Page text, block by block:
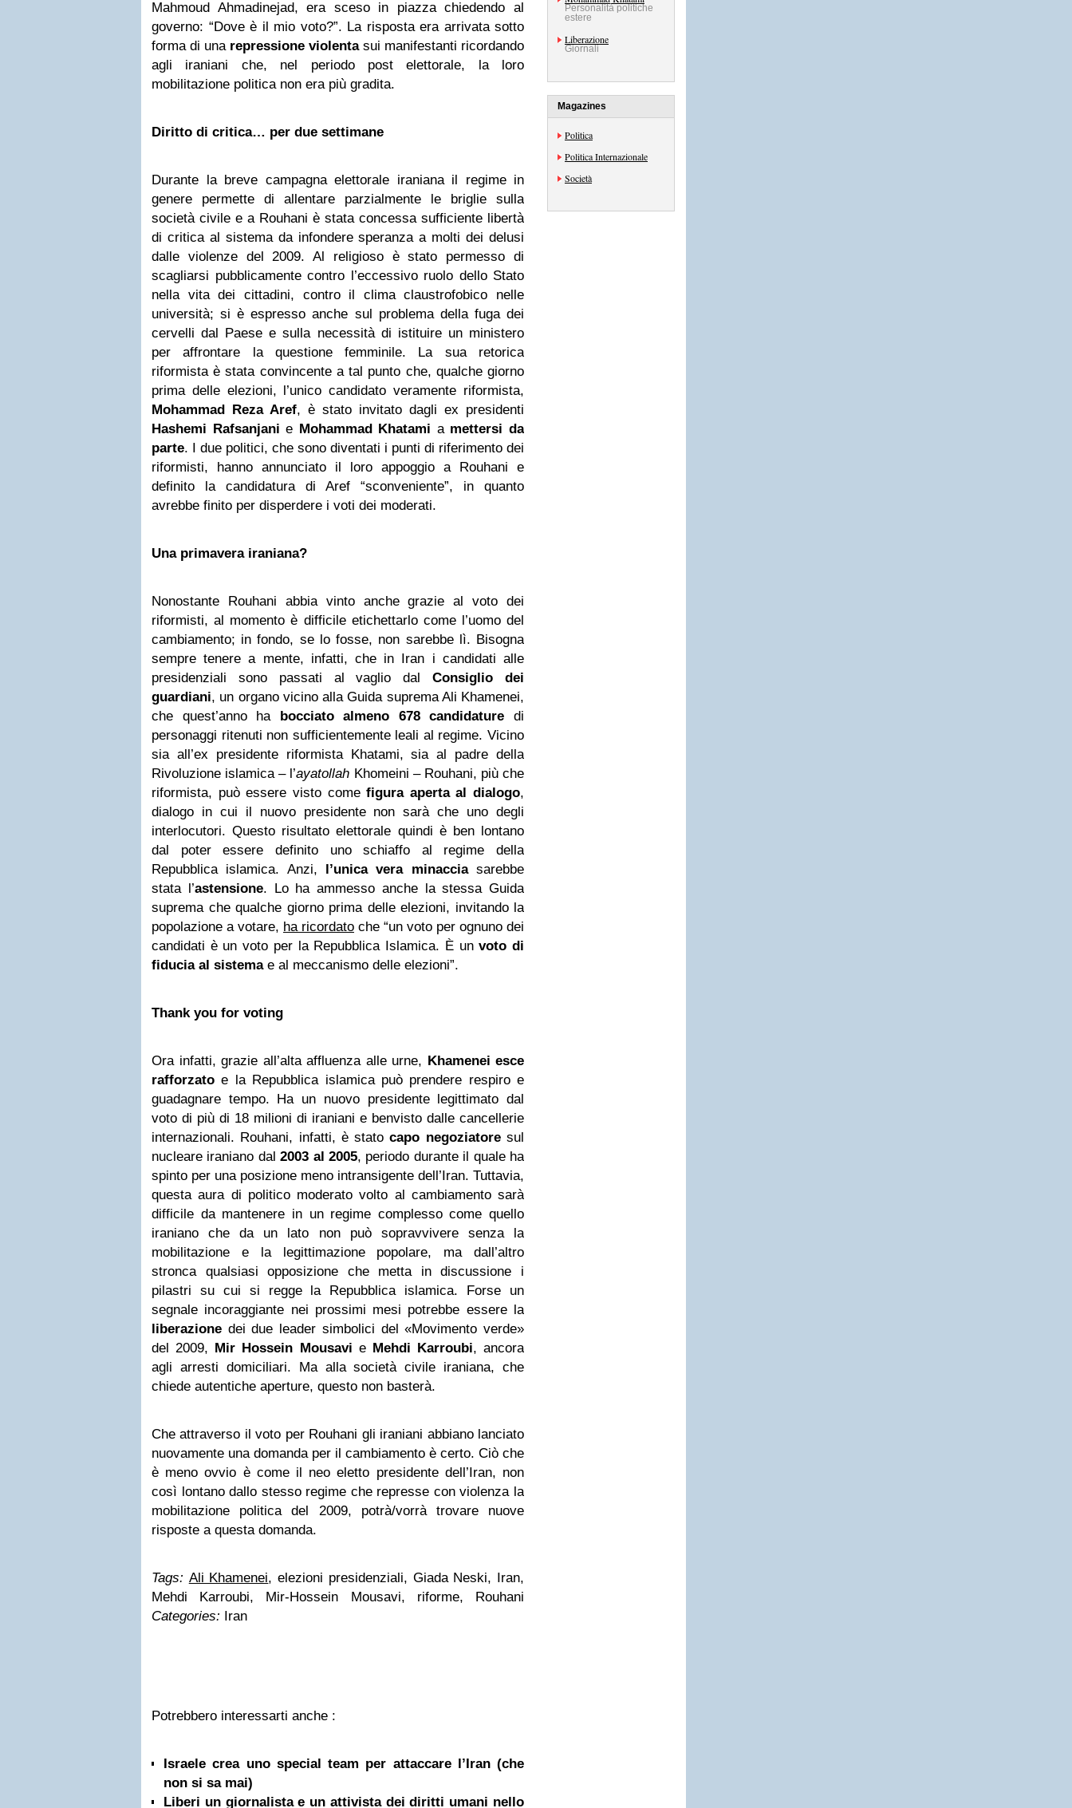
Mahmoud Ahmadinejad, era sceso in piazza chiedendo al
governo: “Dove è il mio voto?”. La risposta era arrivata sotto
forma di una repressione violentasui manifestanti ricordando
agli iraniani che, nel periodo post elettorale, la loro
mobilitazione politica non era più gradita.
Diritto di critica… per due settimane
Durante la breve campagna elettorale iraniana il regime in
genere permette di allentare parzialmente le briglie sulla
società civile e a Rouhani è stata concessa sufficiente libertà
di critica al sistema da infondere speranza a molti dei delusi
dalle violenze del 2009. Al religioso è stato permesso di
scagliarsi pubblicamente contro l’eccessivo ruolo dello Stato
nella vita dei cittadini, contro il clima claustrofobico nelle
università; si è espresso anche sul problema della fuga dei
cervelli dal Paese e sulla necessità di istituire un ministero
per affrontare la questione femminile. La sua retorica
riformista è stata convincente a tal punto che, qualche giorno
prima delle elezioni, l’unico candidato veramente riformista,
Mohammad Reza Aref, è stato invitato dagli ex presidenti
Hashemi Rafsanjani e Mohammad Khatami a mettersi da
parte. I due politici, che sono diventati i punti di riferimento dei
riformisti, hanno annunciato il loro appoggio a Rouhani e
definito la candidatura di Aref “sconveniente”, in quanto
avrebbe finito per disperdere i voti dei moderati.
Una primavera iraniana?
Nonostante Rouhani abbia vinto anche grazie al voto dei
riformisti, al momento è difficile etichettarlo come l’uomo del
cambiamento; in fondo, se lo fosse, non sarebbe lì. Bisogna
sempre tenere a mente, infatti, che in Iran i candidati alle
presidenziali sono passati al vaglio dalConsiglio dei
guardiani, un organo vicino alla Guida suprema Ali Khamenei,
che quest’anno ha bocciato almeno 678 candidature di
personaggi ritenuti non sufficientemente leali al regime. Vicino
sia all’ex presidente riformista Khatami, sia al padre della
Rivoluzione islamica – l’ayatollah Khomeini – Rouhani, più che
riformista, può essere visto comefigura aperta al dialogo,
dialogo in cui il nuovo presidente non sarà che uno degli
interlocutori. Questo risultato elettorale quindi è ben lontano
dal poter essere definito uno schiaffo al regime della
Repubblica islamica. Anzi, l’unica vera minacciasarebbe
stata l’astensione. Lo ha ammesso anche la stessa Guida
suprema che qualche giorno prima delle elezioni, invitando la
popolazione a votare, ha ricordato che “un voto per ognuno dei
candidati è un voto per la Repubblica Islamica. È unvoto di
fiducia al sistemae al meccanismo delle elezioni”.
Thank you for voting
Ora infatti, grazie all’alta affluenza alle urne, Khamenei esce
rafforzato e la Repubblica islamica può prendere respiro e
guadagnare tempo. Ha un nuovo presidente legittimato dal
voto di più di 18 milioni di iraniani e benvisto dalle cancellerie
internazionali. Rouhani, infatti, è statocapo negoziatoresul
nucleare iraniano dal2003 al 2005, periodo durante il quale ha
spinto per una posizione meno intransigente dell’Iran. Tuttavia,
questa aura di politico moderato volto al cambiamento sarà
difficile da mantenere in un regime complesso come quello
iraniano che da un lato non può sopravvivere senza la
mobilitazione e la legittimazione popolare, ma dall’altro
stronca qualsiasi opposizione che metta in discussione i
pilastri su cui si regge la Repubblica islamica. Forse un
segnale incoraggiante nei prossimi mesi potrebbe essere la
liberazione dei due leader simbolici del «Movimento verde»
del 2009, Mir Hossein Mousavi e Mehdi Karroubi, ancora
agli arresti domiciliari. Ma alla società civile iraniana, che
chiede autentiche aperture, questo non basterà.
Che attraverso il voto per Rouhani gli iraniani abbiano lanciato
nuovamente una domanda per il cambiamento è certo. Ciò che
è meno ovvio è come il neo eletto presidente dell’Iran, non
così lontano dallo stesso regime che represse con violenza la
mobilitazione politica del 2009, potrà/vorrà trovare nuove
risposte a questa domanda.
Tags: Ali Khamenei, elezioni presidenziali, Giada Neski, Iran,
Mehdi Karroubi, Mir-Hossein Mousavi, riforme, Rouhani
Categories: Iran
Potrebbero interessarti anche :
Israele crea uno special team per attaccare l’Iran (che
non si sa mai)
Liberi un giornalista e un attivista dei diritti umani nello
Personalità politiche
estere
Liberazione
Giornali
Magazines
Politica
Politica Internazionale
Società